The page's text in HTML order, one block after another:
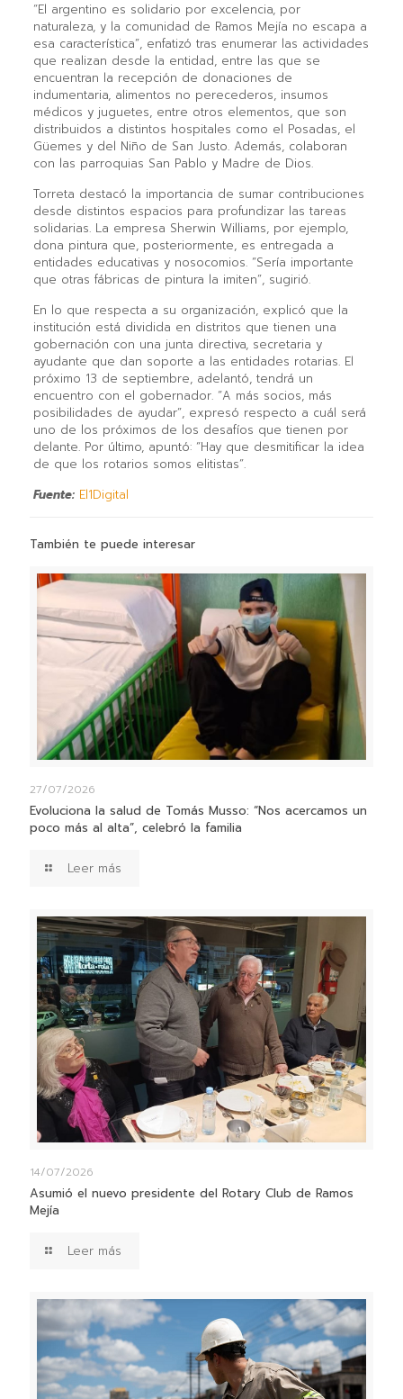
“El argentino es solidario por excelencia, por
naturaleza, y la comunidad de Ramos Mejía no escapa a
esa característica”, enfatizó tras enumerar las actividades
que realizan desde la entidad, entre las que se
encuentran la recepción de donaciones de
indumentaria, alimentos no perecederos, insumos
médicos y juguetes, entre otros elementos, que son
distribuidos a distintos hospitales como el Posadas, el
Güemes y del Niño de San Justo. Además, colaboran
con las parroquias San Pablo y Madre de Dios.
Torreta destacó la importancia de sumar contribuciones
desde distintos espacios para profundizar las tareas
solidarias. La empresa Sherwin Williams, por ejemplo,
dona pintura que, posteriormente, es entregada a
entidades educativas y nosocomios. “Sería importante
que otras fábricas de pintura la imiten”, sugirió.
En lo que respecta a su organización, explicó que la
institución está dividida en distritos que tienen una
gobernación con una junta directiva, secretaria y
ayudante que dan soporte a las entidades rotarias. El
próximo 13 de septiembre, adelantó, tendrá un
encuentro con el gobernador. “A más socios, más
posibilidades de ayudar”, expresó respecto a cuál será
uno de los próximos de los desafíos que tienen por
delante. Por último, apuntó: “Hay que desmitificar la idea
de que los rotarios somos elitistas”.
Fuente: El1Digital
También te puede interesar
27/07/2026
Evoluciona la salud de Tomás Musso: “Nos acercamos un
poco más al alta”, celebró la familia
Leer más
14/07/2026
Asumió el nuevo presidente del Rotary Club de Ramos
Mejía
Leer más